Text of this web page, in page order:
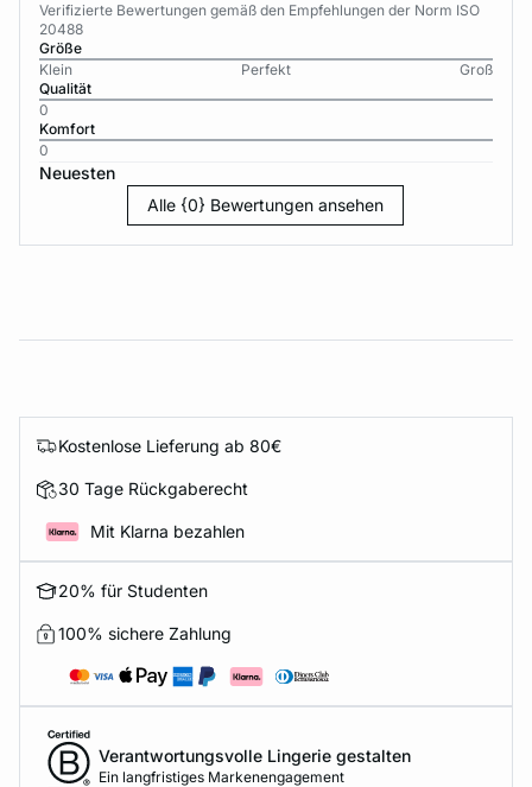
Verifizierte Bewertungen gemäß den Empfehlungen der Norm ISO
20488
Größe
Klein
Perfekt
Groß
Qualität
0
Komfort
0
Neuesten
Alle {0} Bewertungen ansehen
Kostenlose Lieferung ab 80€
30 Tage Rückgaberecht
Mit Klarna bezahlen
20% für Studenten
100% sichere Zahlung
Verantwortungsvolle Lingerie gestalten
Ein langfristiges Markenengagement